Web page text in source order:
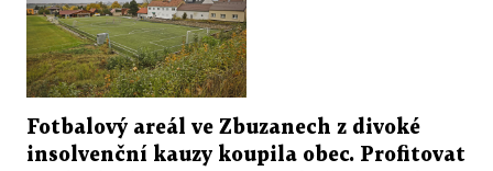
Fotbalový areál ve Zbuzanech z divoké
insolvenční kauzy koupila obec. Profitovat